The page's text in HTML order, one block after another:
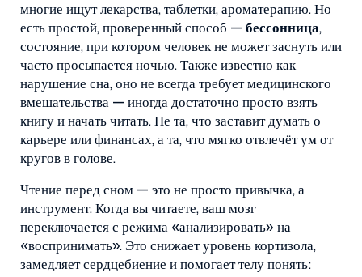
многие ищут лекарства, таблетки, ароматерапию. Но
есть простой, проверенный способ — бессонница,
состояние, при котором человек не может заснуть или
часто просыпается ночью. Также известно как
нарушение сна, оно не всегда требует медицинского
вмешательства — иногда достаточно просто взять
книгу и начать читать. Не та, что заставит думать о
карьере или финансах, а та, что мягко отвлечёт ум от
кругов в голове.
Чтение перед сном — это не просто привычка, а
инструмент. Когда вы читаете, ваш мозг
переключается с режима «анализировать» на
«воспринимать». Это снижает уровень кортизола,
замедляет сердцебиение и помогает телу понять: